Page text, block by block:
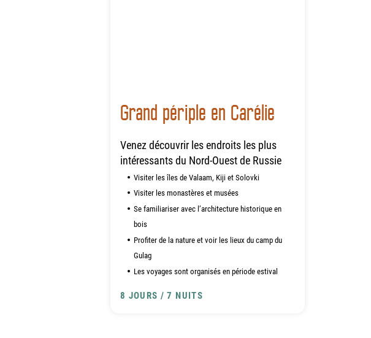
Grand périple en Carélie
Venez découvrir les endroits les plus
intéressants du Nord-Ouest de Russie
Visiter les îles de Valaam, Kiji et Solovki
Visiter les monastères et musées
Se familiariser avec l’architecture historique en
bois
Profiter de la nature et voir les lieux du camp du
Gulag
Les voyages sont organisés en période estival
8 JOURS / 7 NUITS